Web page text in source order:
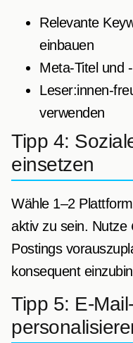
Relevante
einbauen
Meta-Titel und
Leser:innen-
verwenden
Tipp 4:
einsetzen
Wähle 1–2
aktiv zu sein. Nutze
Postings
konsequent
Tipp 5: E-